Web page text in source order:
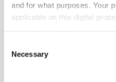
and for what purposes. Your
applicable on this digital
the Privacy trigger icon.
Selection
Necessary
Elektromobilität für Handwerk &
Kurs
Der neue Jeep Compass
erstmals auch als Stromer